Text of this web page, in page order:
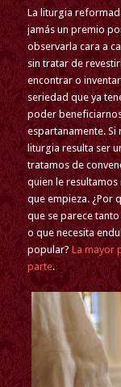
La liturgia
jamás un premio
observarla cara a
sin tratar de
encontrar o
seriedad que ya
poder
espartanamente. Si
liturgia resulta ser
tratamos de
quien le resultamos
que empieza. ¿Por
que se parece
o que necesita
popular? La mayor
parte.